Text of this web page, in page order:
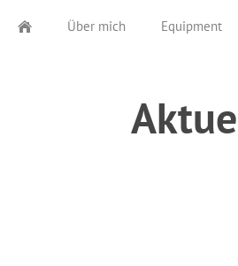
Über mich Equipment